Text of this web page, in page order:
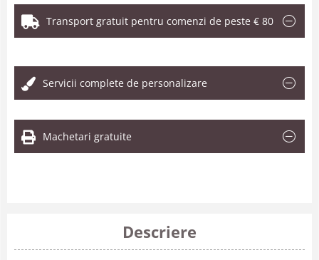
Transport gratuit pentru comenzi de peste € 80
Servicii complete de personalizare
Machetari gratuite
Descriere